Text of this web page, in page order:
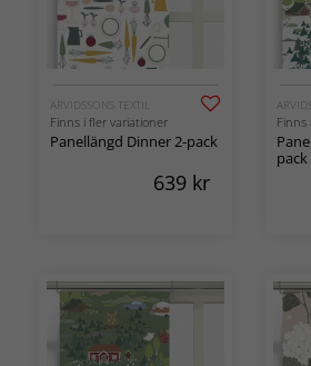
ARVIDSSONS TEXTIL
Finns i fler variationer
Panellängd Dinner 2-pack
639 kr
Finns
pack